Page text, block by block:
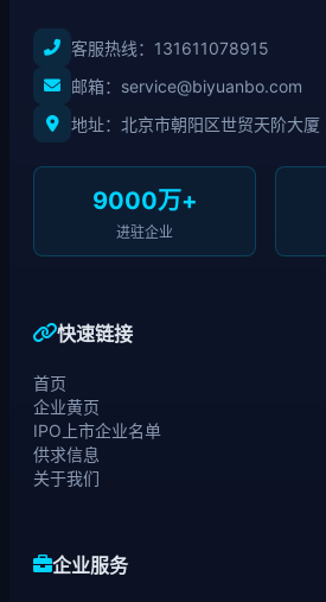
客服热线： 131611078915
邮箱：service@biyuanbo.com
地址：北京市朝阳区世贸天阶大厦
9000万+
进驻企业
快速链接
首页
企业黄页
IPO上市企业名单
供求信息
关于我们
企业服务